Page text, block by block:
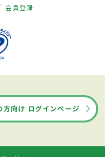
会員登録
方向け ログインページ